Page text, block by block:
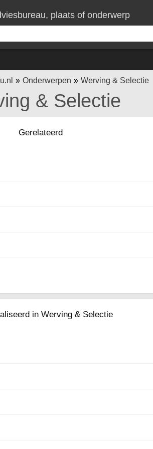
plaats of onderwerp
Onderwerpen Werving & Selectie
& Selectie
Gerelateerd
in Werving & Selectie